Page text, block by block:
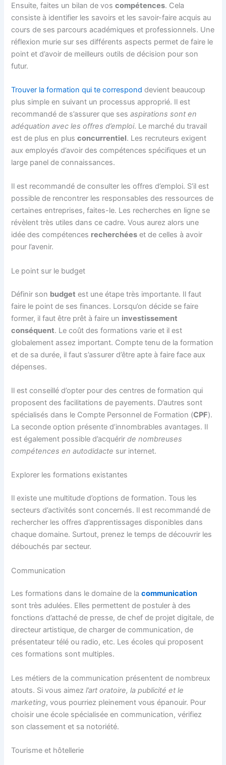
Ensuite, faites un bilan de voscompétences. Cela
consiste à identifier les savoirs et les savoir-faire acquis au
cours de ses parcours académiques et professionnels. Une
réflexion murie sur ses différents aspects permet de faire le
point et d’avoir de meilleurs outils de décision pour son
futur.
Trouver la formation qui te correspond devient beaucoup
plus simple en suivant un processus approprié. Il est
recommandé de s’assurer que sesaspirations sont en
adéquation avec les offres d’emploi. Le marché du travail
est de plus en plusconcurrentiel. Les recruteurs exigent
aux employés d’avoir des compétences spécifiques et un
large panel de connaissances.
Il est recommandé de consulter les offres d’emploi. S’il est
possible de rencontrer les responsables des ressources de
certaines entreprises, faites-le. Les recherches en ligne se
révèlent très utiles dans ce cadre. Vous aurez alors une
idée des compétences recherchées et de celles à avoir
pour l’avenir.
Le point sur le budget
Définir son budget est une étape très importante. Il faut
faire le point de ses finances. Lorsqu’on décide se faire
former, il faut être prêt à faire un investissement
conséquent. Le coût des formations varie et il est
globalement assez important. Compte tenu de la formation
et de sa durée, il faut s’assurer d’être apte à faire face aux
dépenses.
Il est conseillé d’opter pour des centres de formation qui
proposent des facilitations de payements. D’autres sont
spécialisés dans le Compte Personnel de Formation (CPF).
La seconde option présente d’innombrables avantages. Il
est également possible d’acquérirde nombreuses
compétences en autodidacte sur internet.
Explorer les formations existantes
Il existe une multitude d’options de formation. Tous les
secteurs d’activités sont concernés. Il est recommandé de
rechercher les offres d’apprentissages disponibles dans
chaque domaine. Surtout, prenez le temps de découvrir les
débouchés par secteur.
Communication
Les formations dans le domaine de lacommunication
sont très adulées. Elles permettent de postuler à des
fonctions d’attaché de presse, de chef de projet digitale, de
directeur artistique, de charger de communication, de
présentateur télé ou radio, etc. Les écoles qui proposent
ces formations sont multiples.
Les métiers de la communication présentent de nombreux
atouts. Si vous aimezl’art oratoire, la publicité et le
marketing, vous pourriez pleinement vous épanouir. Pour
choisir une école spécialisée en communication, vérifiez
son classement et sa notoriété.
Tourisme et hôtellerie